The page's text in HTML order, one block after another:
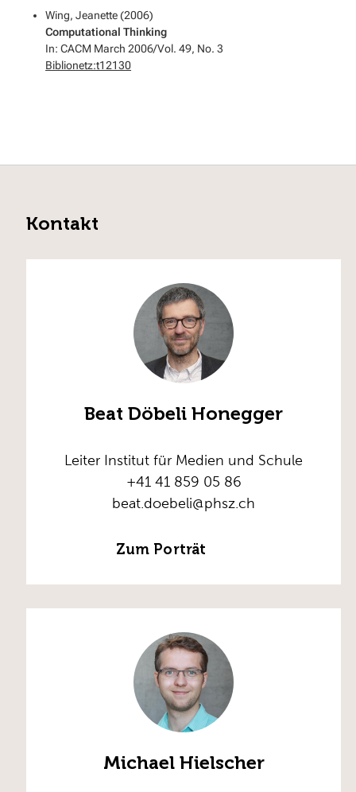
Wing, Jeanette (2006)
Computational Thinking
In: CACM March 2006/Vol. 49, No. 3
Biblionetz:t12130
Kontakt
Beat Döbeli Honegger
Leiter Institut für Medien und Schule
+41 41 859 05 86
beat.doebeli@phsz.ch
Zum Porträt
Michael Hielscher